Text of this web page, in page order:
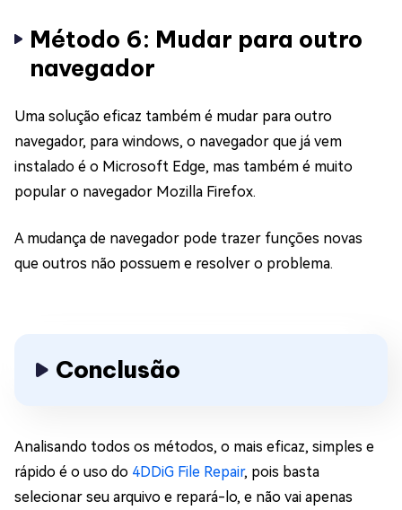
Método 6: Mudar para outro
navegador
Uma solução eficaz também é mudar para outro
navegador, para windows, o navegador que já vem
instalado é o Microsoft Edge, mas também é muito
popular o navegador Mozilla Firefox.
A mudança de navegador pode trazer funções novas
que outros não possuem e resolver o problema.
Conclusão
Analisando todos os métodos, o mais eficaz, simples e
rápido é o uso do 4DDiG File Repair, pois basta
selecionar seu arquivo e repará-lo, e não vai apenas